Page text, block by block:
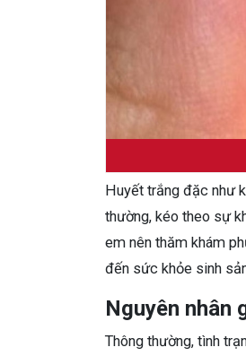
Huyết trắng đặc như
thường, kéo theo sự
em nên thăm khám
đến sức khỏe sinh
Nguyên nhân
Thông thường, tình